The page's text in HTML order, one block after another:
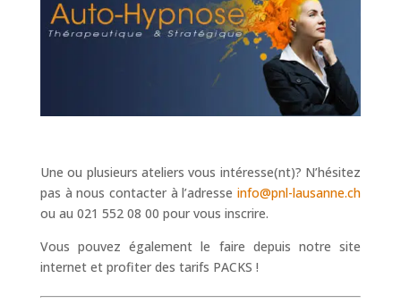
Une ou plusieurs ateliers vous intéresse(nt)? N’hésitez
pas à nous contacter à l’adresseinfo@pnl-lausanne.ch
ou au 021 552 08 00 pour vous inscrire.
Vous pouvez également le faire depuis notre site
internet et profiter des tarifs PACKS !